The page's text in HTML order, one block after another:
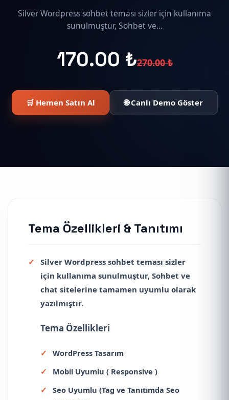
Silver Wordpress sohbet teması sizler için kullanıma
sunulmuştur, Sohbet ve...
170.00 ₺270.00 ₺
🛒 Hemen Satın Al 🌐 Canlı Demo Göster
Tema Özellikleri & Tanıtımı
Silver Wordpress sohbet teması sizler
için kullanıma sunulmuştur, Sohbet ve
chat sitelerine tamamen uyumlu olarak
yazılmıştır.
Tema Özellikleri
WordPress Tasarım
Mobil Uyumlu ( Responsive )
Seo Uyumlu (Tag ve Tanıtımda Seo